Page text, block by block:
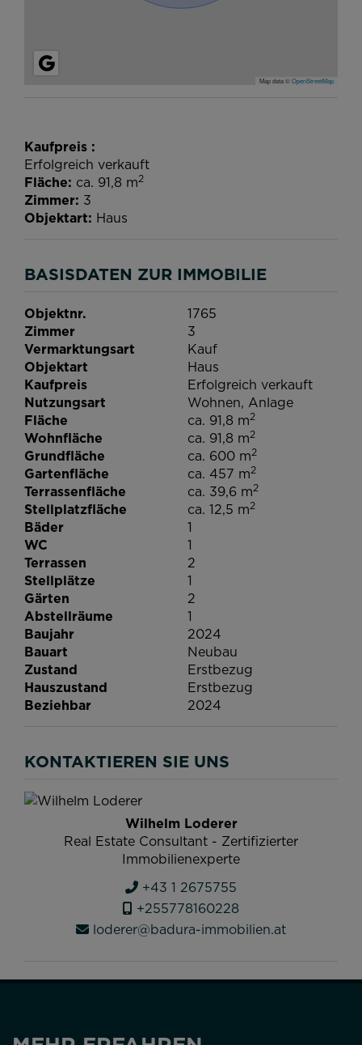
Map data ©OpenStreetMap
Kaufpreis
Erfolgreich verkauft
Fläche ca. 91,8 m2
Zimmer 3
Objektart Haus
BASISDATEN ZUR IMMOBILIE
Objektnr.
1765
Zimmer
3
Vermarktungsart
Kauf
Objektart
Haus
Kaufpreis
Erfolgreich verkauft
Nutzungsart
Wohnen Anlage
Fläche
ca. 91,8 m2
Wohnfläche ca. 91,8 m2
Grundfläche ca. 600 m2
Gartenfläche ca. 457 m2
Terrassenfläche ca. 39,6 m2
Stellplatzfläche ca. 12,5 m2
Bäder
1
WC
1
Terrassen
2
Stellplätze
1
Gärten
2
Abstellräume
1
Baujahr
2024
Bauart
Neubau
Zustand
Erstbezug
Hauszustand
Erstbezug
Beziehbar
2024
KONTAKTIEREN SIE UNS
Wilhelm Loderer
Real Estate Consultant - Zertifizierter
Immobilienexperte
+43 1 2675755
+255778160228
loderer@badura-immobilien.at